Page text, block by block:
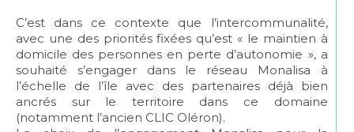
C’est dans ce contexte que l’intercommunalité,
avec une des priorités fixées qu’est « le maintien à
domicile des personnes en perte d’autonomie », a
souhaité s’engager dans le réseau Monalisa à
l’échelle de l’île avec des partenaires déjà bien
ancrés sur le territoire dans ce domaine
(notamment l’ancien CLIC Oléron).